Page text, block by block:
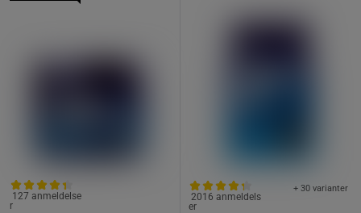
127 anmeldelse
r
+ 30 varianter
2016 anmeldels
er